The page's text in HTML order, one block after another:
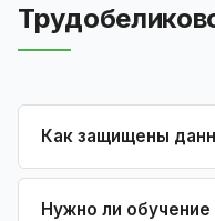
Как защищены
Нужно ли